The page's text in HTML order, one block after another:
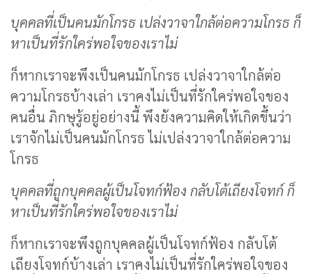
บุคคลที่เป็นคนมักโกรธ เปล่งวาจาใกล้ต่อความโกรธ ก็
หาเป็นที่รักใคร่พอใจของเราไม่
ก็หากเราจะพึงเป็นคนมักโกรธ เปล่งวาจาใกล้ต่อ
ความโกรธบ้างเล่า เราคงไม่เป็นที่รักใคร่พอใจของ
คนอื่น ภิกษุรู้อยู่อย่างนี้ พึงยังความคิดให้เกิดขึ้นว่า
เราจักไม่เป็นคนมักโกรธ ไม่เปล่งวาจาใกล้ต่อความ
โกรธ
บุคคลที่ถูกบุคคลผู้เป็นโจทก์ฟ้อง กลับโต้เถียงโจทก์ ก็
หาเป็นที่รักใคร่พอใจของเราไม่
ก็หากเราจะพึงถูกบุคคลผู้เป็นโจทก์ฟ้อง กลับโต้
เถียงโจทก์บ้างเล่า เราคงไม่เป็นที่รักใคร่พอใจของ